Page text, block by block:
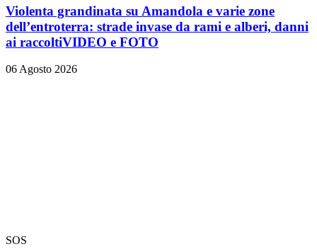
Violenta grandinata su Amandola e varie zone
dell’entroterra: strade invase da rami e alberi, danni
ai raccoltiVIDEO e FOTO
06 Agosto 2026
SOS